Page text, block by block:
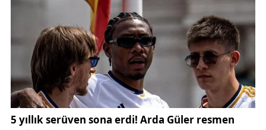
konuma ulaşması için iş insanlarıyla birlikte hareket
ettiklerini belirten Görgen, şehrin kalkınmasına katkı
sağlayacak projelere destek vermeyi
sürdüreceklerini söyledi.
Sivas Ticaret ve Sanayi Odası
ile koordineli
çalışmaların önemine de dikkat çeken Görgen,
Sivas’ın üretim kapasitesinin artırılması için ortak